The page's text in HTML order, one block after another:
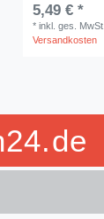
5,49 € *
*inkl. ges. MwSt.
Versandkosten